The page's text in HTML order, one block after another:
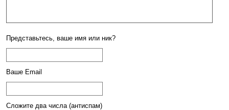
Представьтесь, ваше имя или ник?
Ваше Email
Сложите два числа (антиспам)